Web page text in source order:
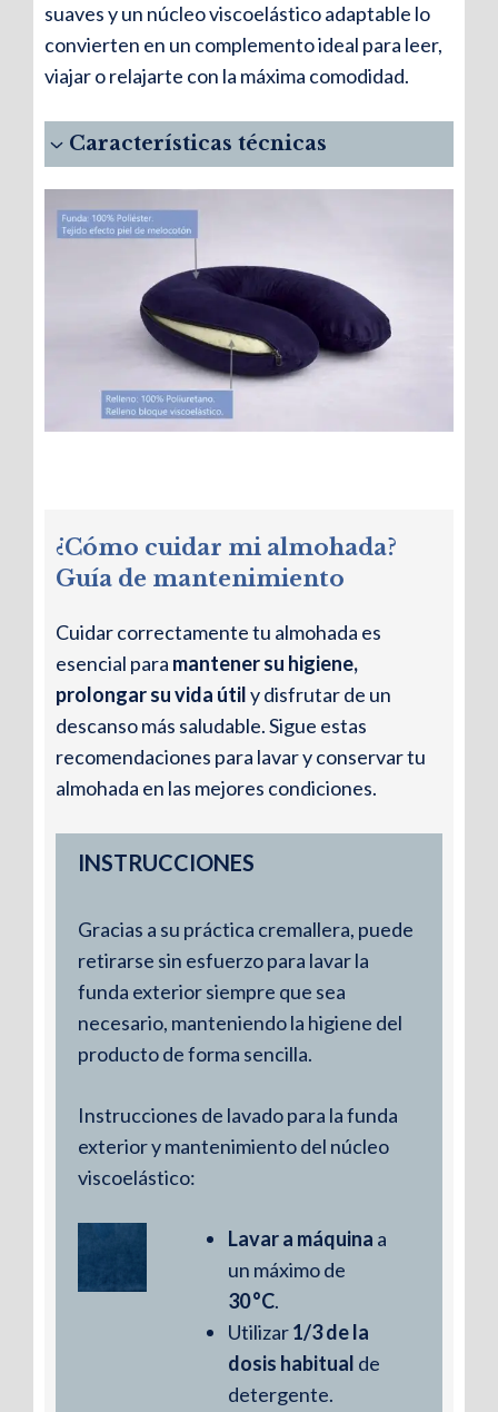
suaves y un núcleo viscoelástico adaptable lo
convierten en un complemento ideal para leer,
viajar o relajarte con la máxima comodidad.
Características técnicas
Diseño ergonómico para
lees, ves la televisión o descansas en
el sofá, proporcionando siempre un
Firmeza adaptable
forma progresiva a la forma del
cuello, proporcionando un soporte
equilibrado que reduce la tensión y
mejora la postura.
¿Cómo cuidar mi almohada?
Guía de mantenimiento
Cuidar correctamente tu almohada es
esencial para mantener su higiene,
prolongar su vida útily disfrutar de un
descanso más saludable. Sigue estas
recomendaciones para lavar y conservar tu
almohada en las mejores condiciones.
INSTRUCCIONES
Gracias a su práctica cremallera, puede
retirarse sin esfuerzo para lavar la
funda exterior siempre que sea
necesario, manteniendo la higiene del
producto de forma sencilla.
Instrucciones de lavado para la funda
exterior y mantenimiento del núcleo
viscoelástico:
Lavar a máquina a
un máximo de
30 °C.
Utilizar1/3 de la
dosis habitual de
detergente.